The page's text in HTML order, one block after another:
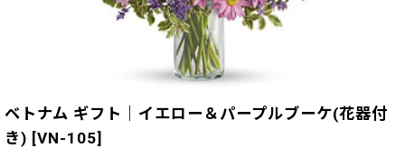
ベトナム ギフト｜イエロー＆パープルブーケ(花器付
き) [VN-105]